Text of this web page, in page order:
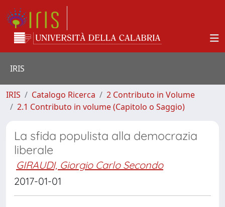
IRIS
IRIS Catalogo Ricerca
2 Contributo in Volume
2.1 Contributo in volume (Capitolo o Saggio)
La sfida populista alla democrazia
liberale
GIRAUDI, Giorgio Carlo Secondo
2017-01-01